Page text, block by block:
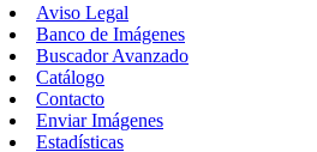
Aviso Legal
Banco de Imágenes
Buscador Avanzado
Catálogo
Contacto
Enviar Imágenes
Estadísticas